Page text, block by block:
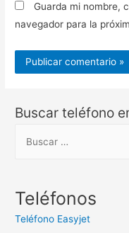
Guarda mi nombre,
navegador para la
Buscar teléfono
c
Teléfonos
Teléfono Easyjet